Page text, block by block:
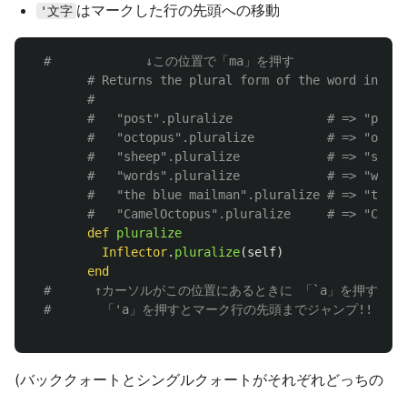
'文字 はマークした行の先頭への移動
#             ↓この位置で「ma」を押す
# Returns the plural form of the word in
#
#   "post".pluralize             # =>
#   "octopus".pluralize          # =>
#   "sheep".pluralize            # =>
#   "words".pluralize            # =>
#   "the blue mailman".pluralize # => "the
#   "CamelOctopus".pluralize     # =>
def pluralize
Inflector. pluralize(self)
end
#      ↑カーソルがこの位置にあるときに 「`a」を押すとさ
#       「'a」を押すとマーク行の先頭までジャンプ!!
(バッククォートとシングルクォートがそれぞれどっちの